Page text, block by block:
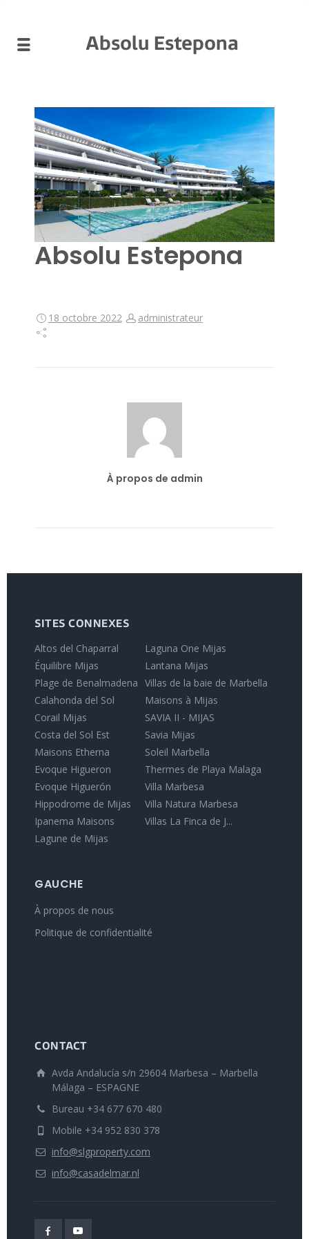
Absolu Estepona
Absolu Estepona
18 octobre 2022 administrateur
À propos de admin
SITES CONNEXES
Altos del Chaparral
Équilibre Mijas
Plage de Benalmadena
Calahonda del Sol
Corail Mijas
Costa del Sol Est
Maisons Etherna
Evoque Higueron
Evoque Higuerón
Hippodrome de Mijas
Ipanema Maisons
Lagune de Mijas
Laguna One Mijas
Lantana Mijas
Villas de la baie de Marbella
Maisons à Mijas
SAVIA II - MIJAS
Savia Mijas
Soleil Marbella
Thermes de Playa Malaga
Villa Marbesa
Villa Natura Marbesa
Villas La Finca de J...
GAUCHE
À propos de nous
Politique de confidentialité
CONTACT
Avda Andalucía s/n 29604 Marbesa – Marbella
Málaga – ESPAGNE
Bureau +34 677 670 480
Mobile +34 952 830 378
info@slgproperty.com
info@casadelmar.nl